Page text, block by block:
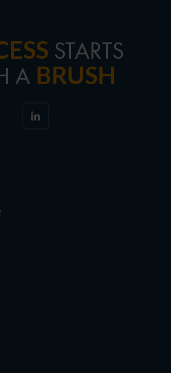
STARTS
A BRUSH